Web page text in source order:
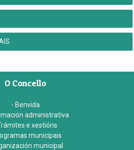
O Concello
- Benvida
administrativa
e xestións
municipais
municipal